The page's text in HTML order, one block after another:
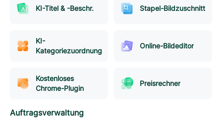
KI-Titel & -Beschr. Stapel-Bildzuschnitt
KI-
Kategoriezuordnung
Online-Bildeditor
Kostenloses
Chrome-Plugin
Preisrechner
Auftragsverwaltung